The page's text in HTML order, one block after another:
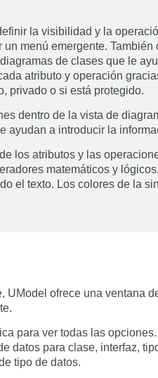
la visibilidad y la
menú emergente.
de clases que le
atributo y operación
privado o si está protegido.
dentro de la vista de
ayudan a introducir la
los atributos y las
matemáticos y
el texto. Los colores de la
ofrece una ventana
para ver todas las
datos para clase, interfaz,
tipo de datos.